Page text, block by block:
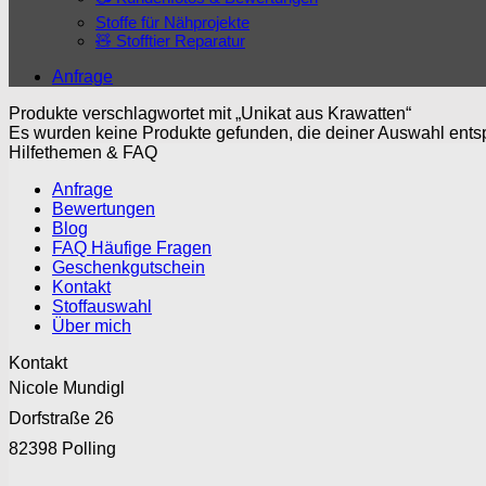
Stoffe für Nähprojekte
🧸 Stofftier Reparatur
Anfrage
Produkte verschlagwortet mit „Unikat aus Krawatten“
Es wurden keine Produkte gefunden, die deiner Auswahl
Hilfethemen & FAQ
Anfrage
Bewertungen
Blog
FAQ Häufige Fragen
Geschenkgutschein
Kontakt
Stoffauswahl
Über mich
Kontakt
Nicole Mundigl
Dorfstraße 26
82398 Polling